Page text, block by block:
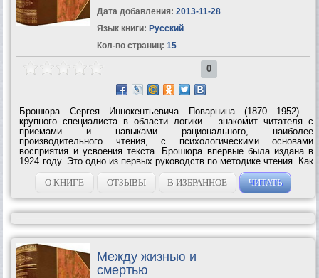
Дата добавления: 2013-11-28
Язык книги: Русский
Кол-во страниц: 15
0
Брошюра Сергея Иннокентьевича Поварнина (1870—1952) –
крупного специалиста в области логики – знакомит читателя с
приемами и навыками рационального, наиболее
производительного чтения, с психологическими основами
восприятия и усвоения текста. Брошюра впервые была издана в
1924 году. Это одно из первых руководств по методике чтения. Как
писал C. И. Пoварнин в предисловии к изданию 1924 года, – это
«краткое введение в искусство чтения»....
О КНИГЕ ОТЗЫВЫ В ИЗБРАННОЕ ЧИТАТЬ
Между жизнью и
смертью